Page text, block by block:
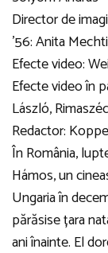
Director de
’56: Anita
Efecte video:
Efecte video în
László,
Redactor:
În România,
Hámos, un
Ungaria în
părăsise țara
ani înainte. El